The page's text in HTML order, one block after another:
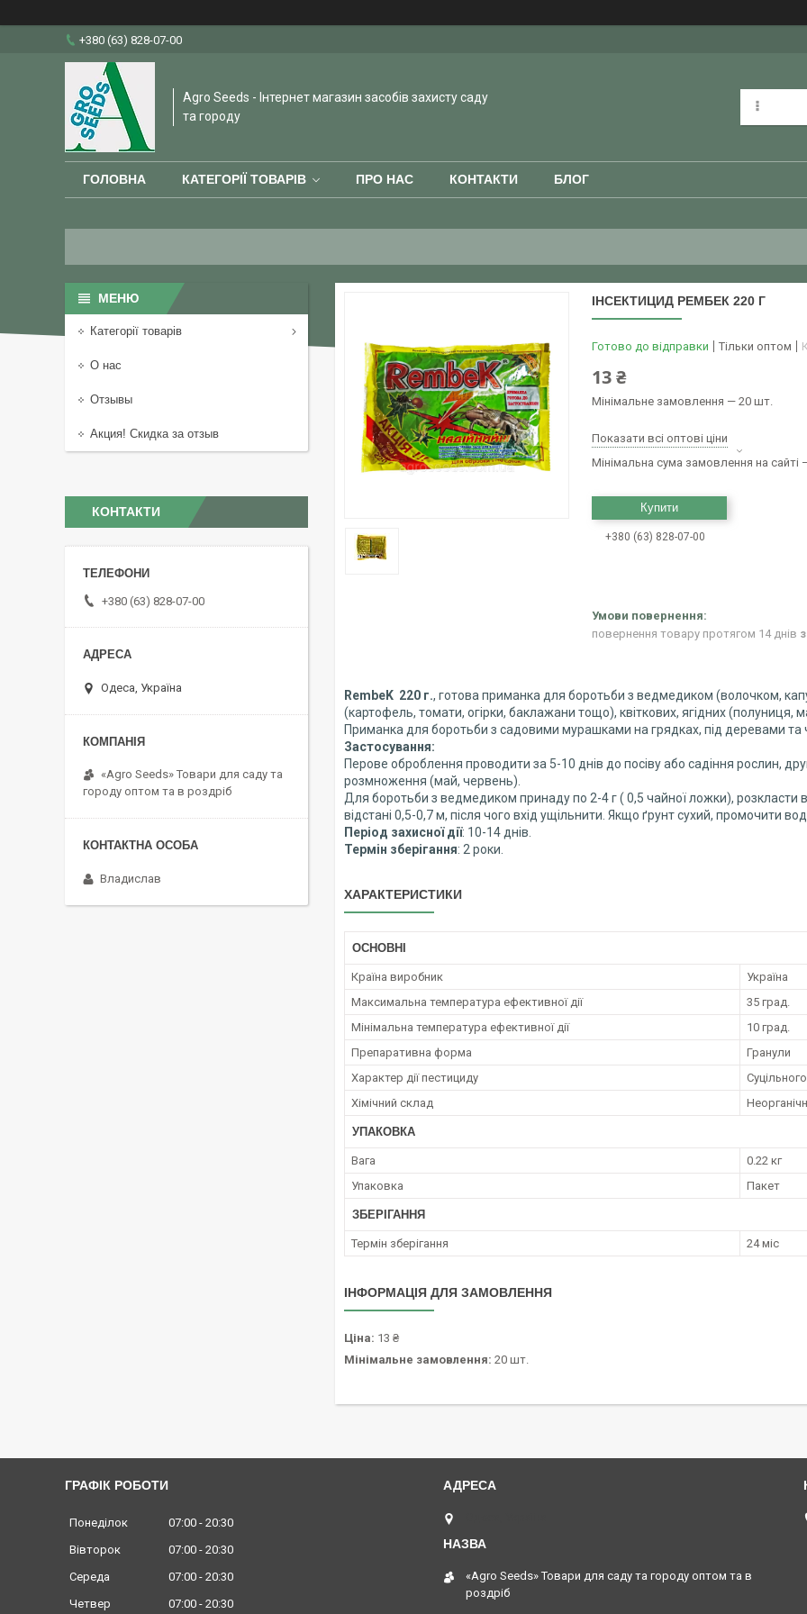
+380 (63) 828-07-00
Agro Seeds - Інтернет магазин засобів захисту саду
та городу
ГОЛОВНА КАТЕГОРІЇ ТОВАРІВ ПРО НАС КОНТАКТИ БЛОГ
ІНСЕКТИЦИД РЕМБЕК 220 Г
Готово до відправки Тільки оптом
13 ₴
Мінімальне замовлення — 20 шт.
Показати всі оптові ціни
Мінімальна сума замовлення на сайті
Купити
+380 (63) 828-07-00
повернення товару протягом 14 днів
RembeK 220 г., готова приманка для боротьби з ведмедиком (волочком,
(картофель, томати, огірки, баклажани тощо), квіткових, ягідних (полуниця,
Приманка для боротьби з садовими мурашками на грядках, під деревами та
Застосування:
Перове оброблення проводити за 5-10 днів до посіву або садіння рослин,
розмноження (май, червень).
Для боротьби з ведмедиком принаду по 2-4 г ( 0,5 чайної ложки), розкласти
відстані 0,5-0,7 м, після чого вхід ущільнити. Якщо ґрунт сухий, промочити
Період захисної дії: 10-14 днів.
Термін зберігання: 2 роки.
ХАРАКТЕРИСТИКИ
ОСНОВНІ
Країна виробник
Україна
Максимальна температура ефективної дії
35 град.
Мінімальна температура ефективної дії
10 град.
Препаративна форма
Гранули
Характер дії пестициду
Суцільного
Хімічний склад
УПАКОВКА
Вага
0.22 кг
Упаковка
Пакет
ЗБЕРІГАННЯ
Термін зберігання 24 міс
ІНФОРМАЦІЯ ДЛЯ ЗАМОВЛЕННЯ
Ціна: 13 ₴
Мінімальне замовлення: 20 шт.
Категорії товарів
О нас
Отзывы
Акция! Скидка за отзыв
КОНТАКТИ
+380 (63) 828-07-00
Одеса, Україна
«Agro Seeds» Товари для саду та
городу оптом та в роздріб
Владислав
ГРАФІК РОБОТИ
Понеділок 07:00
20:30
Вівторок
07:00
20:30
Середа
07:00
20:30
Четвер
07:00 20:30
«Agro Seeds» Товари для саду та городу оптом та в
роздріб